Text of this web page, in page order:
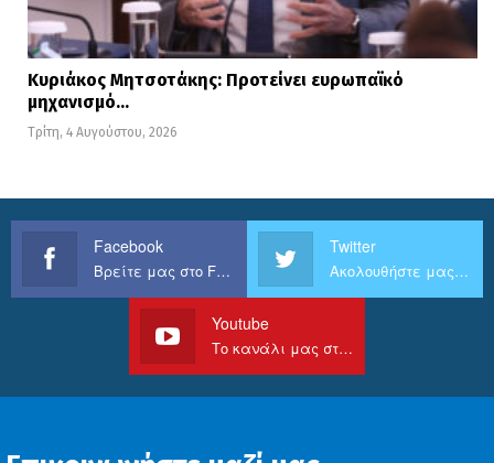
Κυριάκος Μητσοτάκης: Προτείνει ευρωπαϊκό
μηχανισμό…
Τρίτη, 4 Αυγούστου, 2026
Facebook
Βρείτε μας στο Facebook
Twitter
Ακολουθήστε μας στο Twitter
Youtube
Το κανάλι μας στο Youtube